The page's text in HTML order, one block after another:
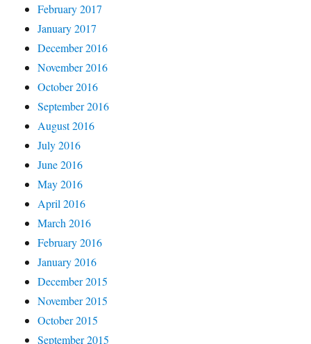
February 2017
January 2017
December 2016
November 2016
October 2016
September 2016
August 2016
July 2016
June 2016
May 2016
April 2016
March 2016
February 2016
January 2016
December 2015
November 2015
October 2015
September 2015